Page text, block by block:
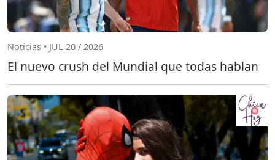
Noticias • JUL 20 / 2026
El nuevo crush del Mundial que todas hablan